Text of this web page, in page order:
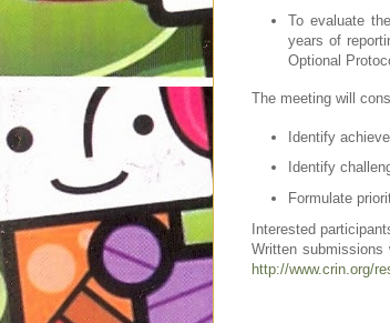
To evaluate
years of
Optional
The meeting will
Identify
Identify
Formulate
Interested
Written submissions
http://www.crin.org/